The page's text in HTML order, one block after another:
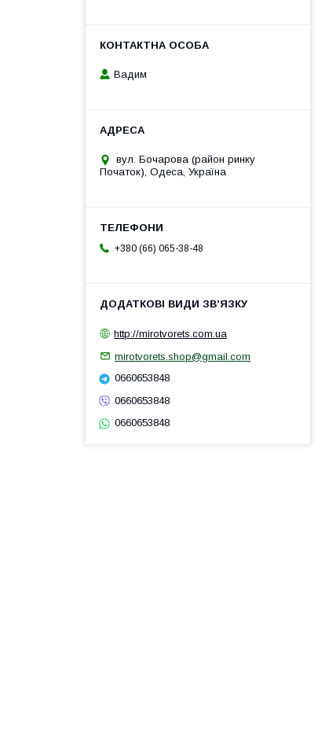
Вадим
вул. Бочарова (район ринку
Початок), Одеса, Україна
+380 (66) 065-38-48
http://mirotvorets.com.ua
mirotvorets.shop@gmail.com
0660653848
0660653848
0660653848